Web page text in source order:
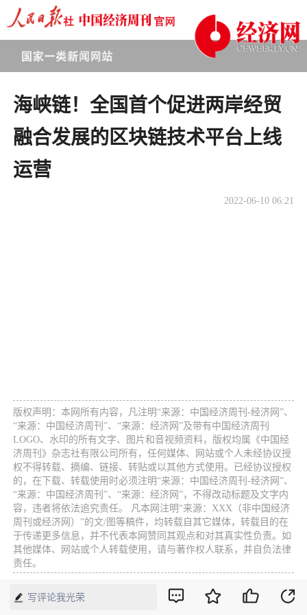
海峡链！全国首个促进两岸经贸
融合发展的区块链技术平台上线
运营
2022-06-10 06:21
版权声明：本网所有内容，凡注明“来源：中国经济周刊-经济网”、
“来源：中国经济周刊”、“来源：经济网”及带有中国经济周刊
LOGO、水印的所有文字、图片和音视频资料，版权均属《中国经
济周刊》杂志社有限公司所有，任何媒体、网站或个人未经协议授
权不得转载、摘编、链接、转贴或以其他方式使用。已经协议授权
的，在下载、转载使用时必须注明“来源：中国经济周刊-经济网”、
“来源：中国经济周刊”、“来源：经济网”，不得改动标题及文字内
容，违者将依法追究责任。 凡本网注明“来源：XXX（非中国经济
周刊或经济网）”的文/图等稿件，均转载自其它媒体，转载目的在
于传递更多信息，并不代表本网赞同其观点和对其真实性负责。如
其他媒体、网站或个人转载使用，请与著作权人联系，并自负法律
责任。
写评论我光荣